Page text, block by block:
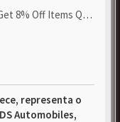
Items Quickly to Test ...
representa o
Automobiles,